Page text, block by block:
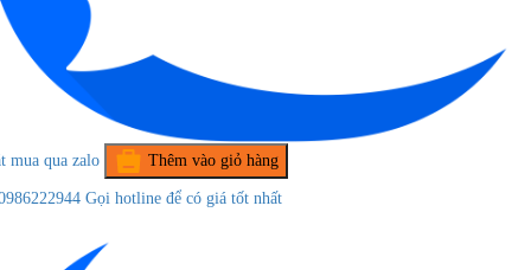
mua qua zalo Thêm vào giỏ hàng
Gọi hotline để có giá tốt nhất